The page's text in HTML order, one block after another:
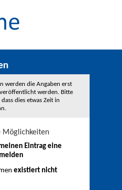
werden die Angaben erst
werden. Bitte
dies etwas Zeit in
Möglichkeiten
Eintrag eine
melden
existiert nicht